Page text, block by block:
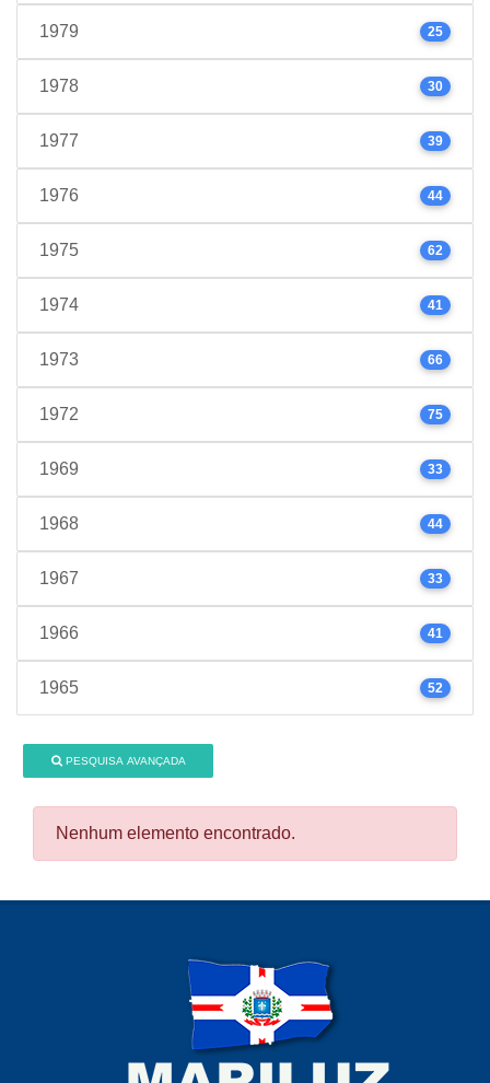
1979 25
1978 30
1977 39
1976 44
1975 62
1974 41
1973 66
1972 75
1969 33
1968 44
1967 33
1966 41
1965 52
PESQUISA AVANÇADA
Nenhum elemento encontrado.